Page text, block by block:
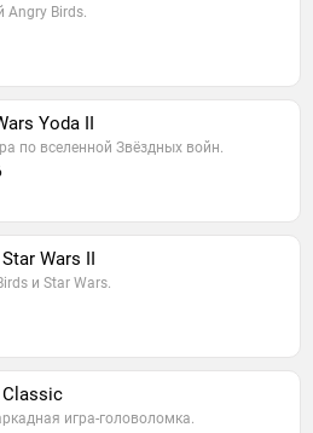
Angry Birds.
Yoda II
по вселенной Звёздных войн.
Wars II
и Star Wars.
игра-головоломка.